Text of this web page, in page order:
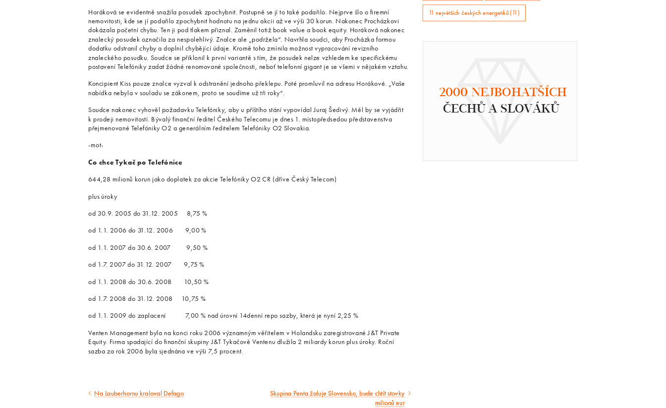
Horáková se evidentně snažila posudek zpochybnit. Postupně se jí to také podařilo. Nejprve šlo o firemní
nemovitosti, kde se jí podařilo zpochybnit hodnotu na jednu akcii až ve výši 30 korun. Nakonec Procházkovi
dokázala početní chybu. Ten ji pod tlakem přiznal. Zaměnil totiž book value a book equity. Horáková nakonec
znalecký posudek označila za nespolehlivý. Znalce ale „podržela“. Navrhla soudci, aby Procházka formou
dodatku odstranil chyby a doplnil chybějící údaje. Kromě toho zmínila možnost vypracování revizního
znaleckého posudku. Soudce se přiklonil k první variantě s tím, že posudek nelze vzhledem ke specifickému
postavení Telefóniky zadat žádné renomované společnosti, neboť telefonní gigant je se všemi v nějakém vztahu.
Koncipient Kiss pouze znalce vyzval k odstranění jednoho překlepu. Poté promluvil na adresu Horákové. „Vaše
nabídka nebyla v souladu se zákonem, proto se soudíme už tři roky“.
Soudce nakonec vyhověl požadavku Telefóniky, aby u příštího stání vypovídal Juraj Šedivý. Měl by se vyjádřit
k prodeji nemovitostí. Bývalý finanční ředitel Českého Telecomu je dnes 1. místopředsedou představenstva
přejmenované Telefóniky O2 a generálním ředitelem Telefóniky O2 Slovakia.
-mot-
Co chce Tykač po Telefónice
644,28 milionů korun jako doplatek za akcie Telefóniky O2 CR (dříve Český Telecom)
plus úroky
od 30.9. 2005 do 31.12. 2005 8,75 %
od 1.1. 2006 do 31.12. 2006 9,00 %
od 1.1. 2007 do 30.6. 2007 9,50 %
od 1.7. 2007 do 31.12. 2007 9,75 %
od 1.1. 2008 do 30.6. 2008 10,50 %
od 1.7. 2008 do 31.12. 2008 10,75 %
od 1.1. 2009 do zaplacení 7,00 % nad úrovní 14denní repo sazby, která je nyní 2,25 %
Venten Management byla na konci roku 2006 významným věřitelem v Holandsku zaregistrované J&T Private
Equity. Firma spadající do finanční skupiny J&T Tykačově Ventenu dlužila 2 miliardy korun plus úroky. Roční
sazba za rok 2006 byla sjednána ve výši 7,5 procent.
Předcházející
Na Lauberhornu kraloval Defago Následující
Skupina Penta žaluje Slovensko, bude chtít stovky
milionů eur
11 největších českých energetiků (11)
2000 NEJBOHATŠÍCH
ČECHŮ A SLOVÁKŮ